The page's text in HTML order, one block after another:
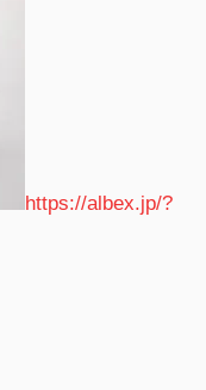
https://albex.jp/?